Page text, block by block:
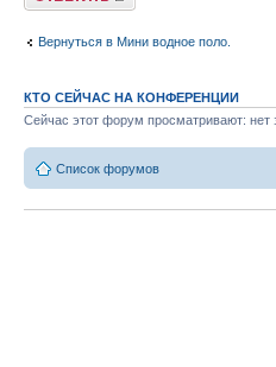
Вернуться в Мини водное поло.
КТО СЕЙЧАС НА КОНФЕРЕНЦИИ
Сейчас этот форум просматривают: нет
Список форумов